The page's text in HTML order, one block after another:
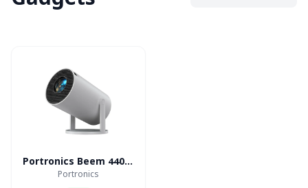
Portronics Beem 440 Smart LED Projector
Portronics